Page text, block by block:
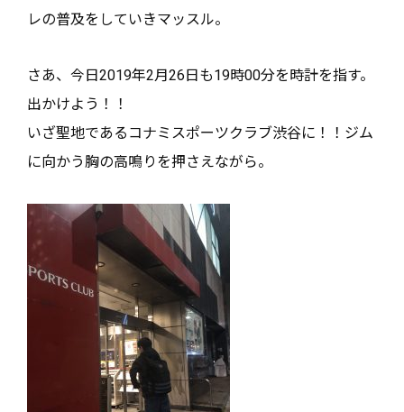
レの普及をしていきマッスル。
さあ、今日2019年2月26日も19時00分を時計を指す。
出かけよう！！
いざ聖地であるコナミスポーツクラブ渋谷に！！ジム
に向かう胸の高鳴りを押さえながら。